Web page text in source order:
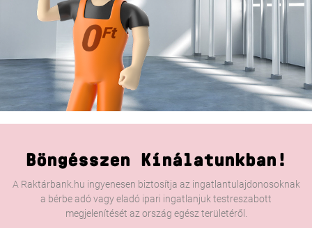
Böngésszen Kínálatunkban!
A Raktárbank.hu ingyenesen biztosítja az ingatlantulajdonosoknak
a bérbe adó vagy eladó ipari ingatlanjuk testreszabott
megjelenítését az ország egész területéről.